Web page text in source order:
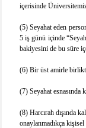
içerisinde
(5) Seyahat eden
5 iş günü içinde
bakiyesini de bu süre
(6) Bir üst amirle
(7) Seyahat esnasında
(8) Harcırah dışında
onaylanmadıkça kişisel